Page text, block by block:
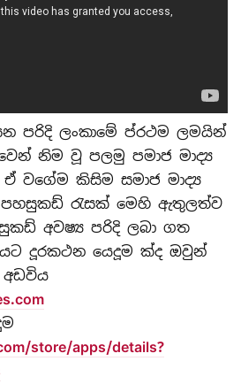
පරිදි ලංකාමේ ප්රථම ලමයින්
නිම වූ පලමු පමාජ මාද්‍ය
වගේම කිසිම සමාජ මාද්‍ය
රැසක් මෙහි ඇතුලත්ව
අවෂ්‍ය පරිදි ලබා ගත
දූරකථන යෙදූම ක්ද ඔවුන්
store/apps/details?